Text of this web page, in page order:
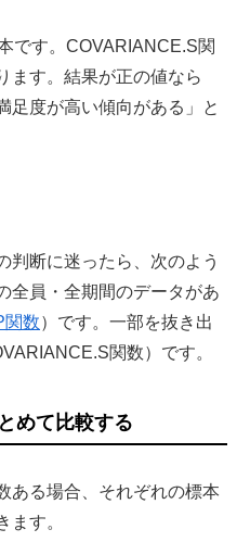
です。COVARIANCE.S関
ます。結果が正の値なら
足度が高い傾向がある」と
判断に迷ったら、次のよう
全員・全期間のデータがあ
関数）です。一部を抜き出
関数）です。
めて比較する
ある場合、それぞれの標本
ます。